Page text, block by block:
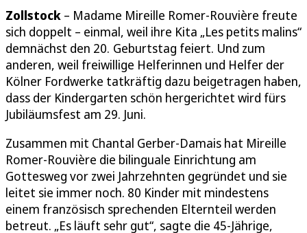
Zollstock – Madame Mireille Romer-Rouvière freute
sich doppelt – einmal, weil ihre Kita „Les petits malins“
demnächst den 20. Geburtstag feiert. Und zum
anderen, weil freiwillige Helferinnen und Helfer der
Kölner Fordwerke tatkräftig dazu beigetragen haben,
dass der Kindergarten schön hergerichtet wird fürs
Jubiläumsfest am 29. Juni.
Zusammen mit Chantal Gerber-Damais hat Mireille
Romer-Rouvière die bilinguale Einrichtung am
Gottesweg vor zwei Jahrzehnten gegründet und sie
leitet sie immer noch. 80 Kinder mit mindestens
einem französisch sprechenden Elternteil werden
betreut. „Es läuft sehr gut“, sagte die 45-Jährige,